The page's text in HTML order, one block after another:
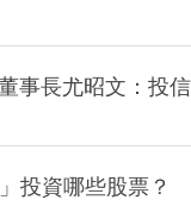
事長尤昭文：投信
投資哪些股票？